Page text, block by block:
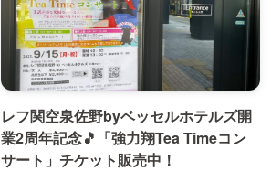
レフ関空泉佐野byベッセルホテルズ開
業2周年記念🎵「強力翔Tea Timeコン
サート」チケット販売中！